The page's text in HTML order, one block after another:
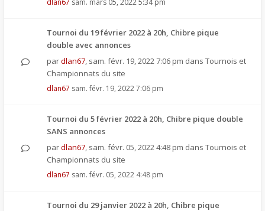
dlan67 sam. mars 05, 2022 5:34 pm
Tournoi du 19 février 2022 à 20h, Chibre pique
double avec annonces
pardlan67, sam. févr. 19, 2022 7:06 pm dans Tournois et
Championnats du site
dlan67 sam. févr. 19, 2022 7:06 pm
Tournoi du 5 février 2022 à 20h, Chibre pique double
SANS annonces
pardlan67, sam. févr. 05, 2022 4:48 pm dans Tournois et
Championnats du site
dlan67 sam. févr. 05, 2022 4:48 pm
Tournoi du 29 janvier 2022 à 20h, Chibre pique